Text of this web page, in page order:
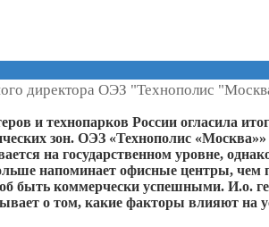
директора ОЭЗ "Технополис
и технопарков России огласила
зон. ОЭЗ «Технополис
на государственном уровне,
напоминает офисные центры, чем
быть коммерчески успешными. И.о.
о том, какие факторы влияют на